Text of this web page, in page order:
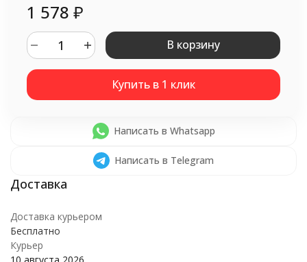
1 578 ₽
В корзину
Написать в Whatsapp
Написать в Telegram
Доставка курьером
Бесплатно
Курьер